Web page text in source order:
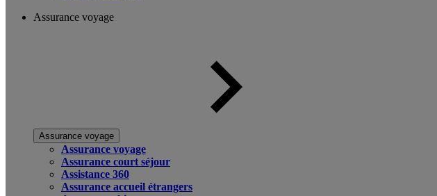
Assurance voyage
Assurance voyage
Assurance voyage
Assurance court séjour
Assistance 360
Assurance accueil étrangers